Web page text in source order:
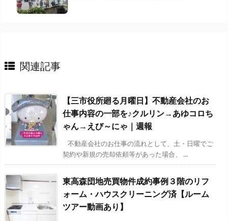
関連記事
【三市役所廻る月曜日】不動産会社のお
仕事内容の一部を♪クルリン→あゆコロち
ゃん→えび～にゃ｜週報
不動産会社のお仕事の流れとして、土・日曜でご
契約や新規の売却依頼等があった場合、 ...
東高森団地売買物件成約事例３階のリフ
ォーム・ハウスクリーニング済【ルーム
ツアー動画あり】